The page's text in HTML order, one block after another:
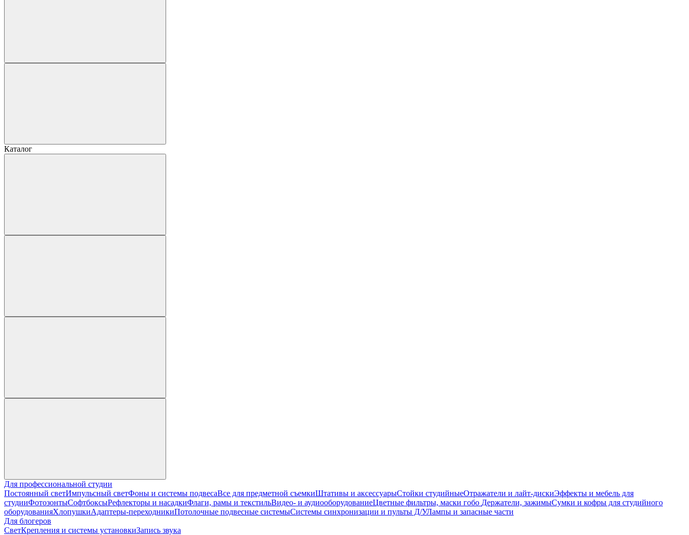
Каталог
Для профессиональной студии
Постоянный светИмпульсный светФоны и системы подвесаВсе для предметной съемкиШтативы и аксессуарыСтойки студийныеОтражатели и лайт-дискиЭффекты и мебель для
студииФотозонтыСофтбоксыРефлекторы и насадкиФлаги, рамы и текстильВидео- и аудиооборудованиеЦветные фильтры, маски гобо Держатели, зажимыСумки и кофры для студийного
оборудованияХлопушкиАдаптеры-переходникиПотолочные подвесные системыСистемы синхронизации и пульты Д/УЛампы и запасные части
Для блогеров
СветКрепления и системы установкиЗапись звука